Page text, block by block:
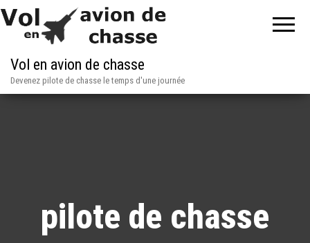
Vol en avion de chasse
Devenez pilote de chasse le temps d'une journée
pilote de chasse